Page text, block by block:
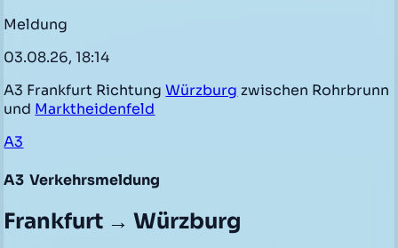
Meldung
03.08.26, 18:14
A3 Frankfurt RichtungWürzburg zwischen Rohrbrunn
und Marktheidenfeld
A3
A3 Verkehrsmeldung
Frankfurt → Würzburg